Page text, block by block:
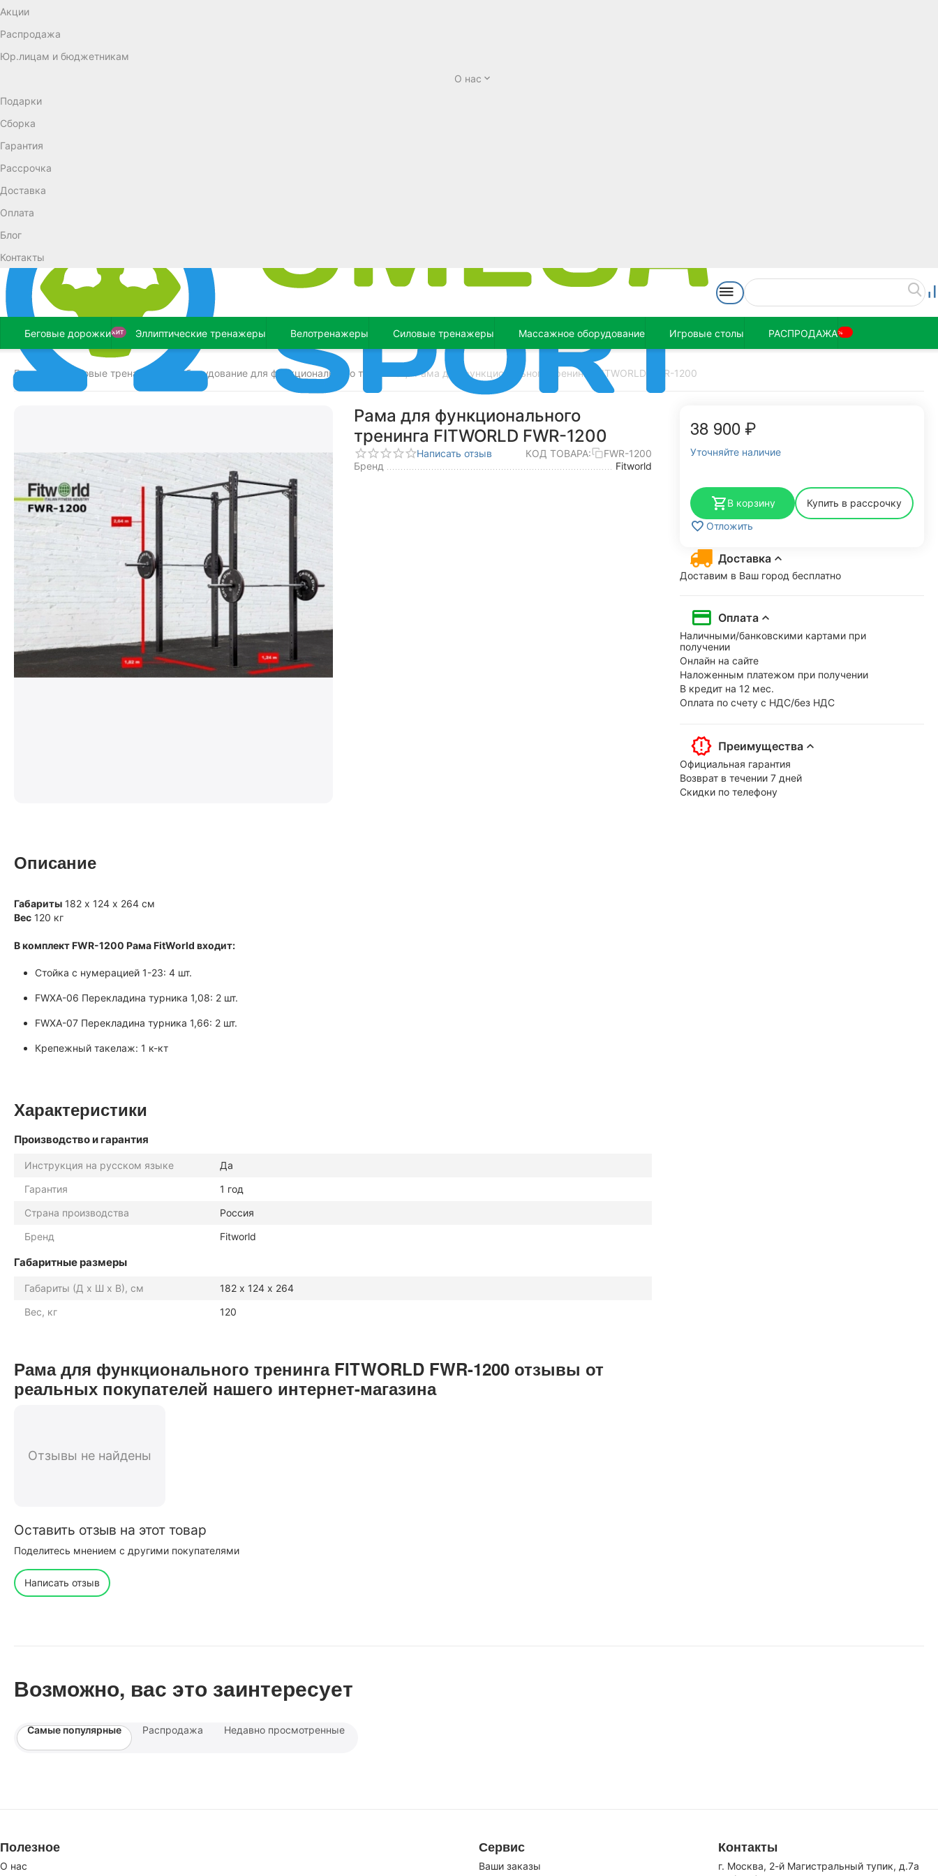
Акции
Распродажа
Юр.лицам и бюджетникам
О нас
Подарки
Сборка
Гарантия
Рассрочка
Доставка
Оплата
Блог
Контакты
Беговые дорожкиХИТ Эллиптические тренажеры Велотренажеры Силовые тренажеры Массажное оборудование Игровые столы РАСПРОДАЖА%
Главная Силовые тренажеры Оборудование для функционального тренинга / Рама для функционального тренинга FITWORLD FWR-1200
Рама для функционального
тренинга FITWORLD FWR-1200
Написать отзыв КОД ТОВАРА:
FWR-1200
Бренд
Fitworld
38 900₽
Уточняйте наличие
В корзину
Купить в рассрочку
Отложить
Доставка
Доставим в Ваш город бесплатно
Оплата
Наличными/банковскими картами при
получении
Онлайн на сайте
Наложенным платежом при получении
В кредит на 12 мес.
Оплата по счету с НДС/без НДС
Преимущества
Официальная гарантия
Возврат в течении 7 дней
Скидки по телефону
Описание
Габариты 182 х 124 х 264 см
Вес 120 кг
В комплект FWR-1200 Рама FitWorld входит:
Стойка с нумерацией 1-23: 4 шт.
FWXA-06 Перекладина турника 1,08: 2 шт.
FWXA-07 Перекладина турника 1,66: 2 шт.
Крепежный такелаж: 1 к-кт
Характеристики
Производство и гарантия
Инструкция на русском языке
Да
Гарантия
1 год
Страна производства
Россия
Бренд
Fitworld
Габаритные размеры
Габариты (Д х Ш х В), см
182 х 124 х 264
Вес, кг
120
Рама для функционального тренинга FITWORLD FWR-1200 отзывы от
реальных покупателей нашего интернет-магазина
Отзывы не найдены
Оставить отзыв на этот товар
Поделитесь мнением с другими покупателями
Написать отзыв
Возможно, вас это заинтересует
Самые популярные Распродажа Недавно просмотренные
Полезное
О нас
Сервис
Ваши заказы
Контакты
г. Москва, 2-й Магистральный тупик, д.7a